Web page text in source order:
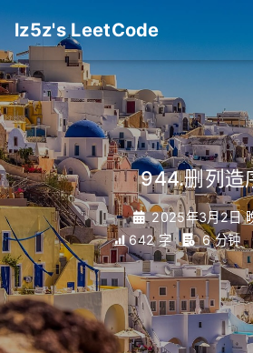
lz5z's LeetCode
944.删列造
2025年3月2日
642 字
6 分钟